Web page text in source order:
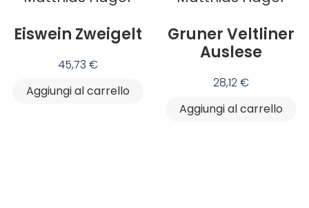
Eiswein Zweigelt
45,73 €
Aggiungi al carrello
Gruner Veltliner
Auslese
28,12€
Aggiungi al carrello